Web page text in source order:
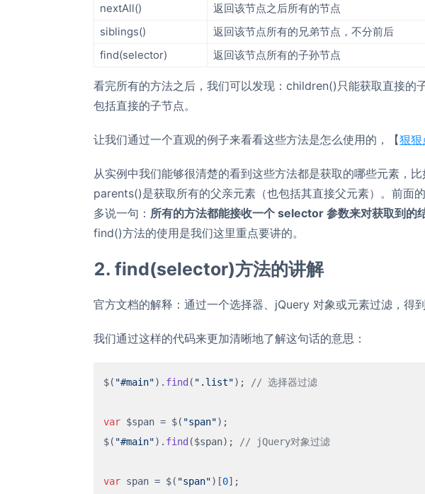
nextAll()
返回该节点之后所有的节点
siblings()
返回该节点所有的兄弟节点，不分前后
find(selector)
返回该节点所有的子孙节点
看完所有的方法之后，我们可以发现：children()只能获取直接的
包括直接的子节点。
让我们通过一个直观的例子来看看这些方法是怎么使用的，【狠
从实例中我们能够很清楚的看到这些方法都是获取的哪些元素，
parents()是获取所有的父亲元素（也包括其直接父元素）。前面
多说一句： 所有的方法都能接收一个 selector 参数来对获取到的
find()方法的使用是我们这里重点要讲的。
2. find(selector)方法的讲解
官方文档的解释：通过一个选择器、jQuery 对象或元素过滤，得
我们通过这样的代码来更加清晰地了解这句话的意思：
$( "#main"). find ( ".list"); // 选择器过滤
var $span = $( "span");
$( "#main"). find ($span); // jQuery对象过滤
var span = $( "span")[0];